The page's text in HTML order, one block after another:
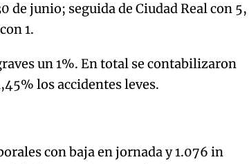
de junio; seguida de Ciudad Real con 5,
1.
un 1%. En total se contabilizaron
los accidentes leves.
con baja en jornada y 1.076 in